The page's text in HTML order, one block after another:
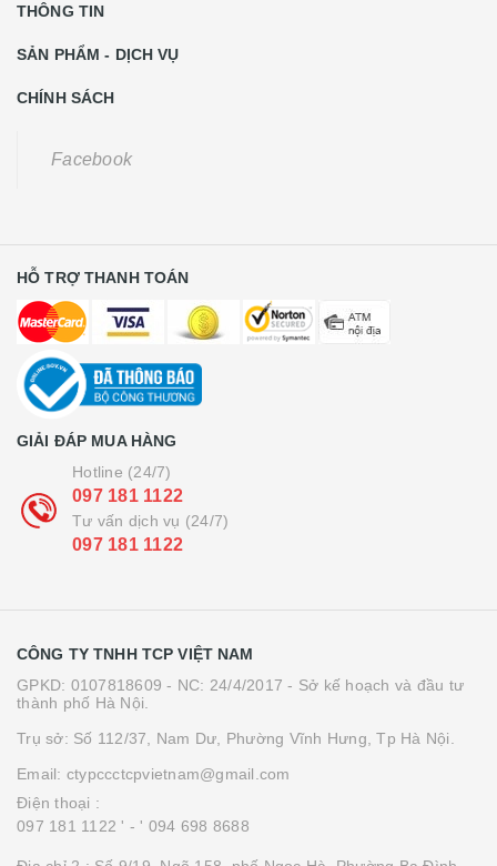
THÔNG TIN
SẢN PHẨM - DỊCH VỤ
CHÍNH SÁCH
Facebook
HỖ TRỢ THANH TOÁN
GIẢI ĐÁP MUA HÀNG
Hotline (24/7)
097 181 1122
Tư vấn dịch vụ (24/7)
097 181 1122
CÔNG TY TNHH TCP VIỆT NAM
GPKD: 0107818609 - NC: 24/4/2017 - Sở kế hoạch và đầu tư
thành phố Hà Nội.
Trụ sở: Số 112/37, Nam Dư, Phường Vĩnh Hưng, Tp Hà Nội.
Email: ctypccctcpvietnam@gmail.com
Điện thoại :
097 181 1122 ' - ' 094 698 8688